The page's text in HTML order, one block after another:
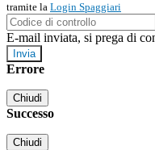
tramite la Login Spaggiari
E-mail inviata, si prega di
Errore
Chiudi
Successo
Chiudi